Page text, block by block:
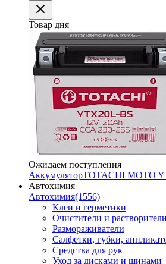
Товар дня
Ожидаем поступления
АккумуляторTOTACHI MOTO
Автохимия
Автохимия(1556)
Клеи и герметики
Очистители и растворители
Размораживатели
Салфетки, губки,
Средства для рук
Уход за дисками и шинами